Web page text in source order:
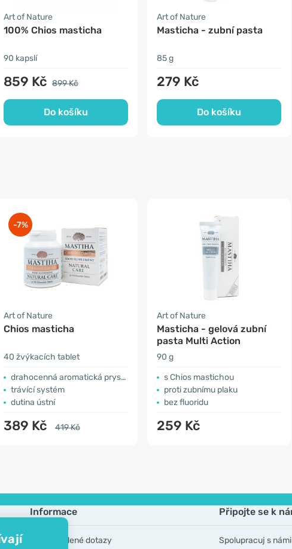
Art of Nature
100% Chios masticha
90 kapslí
859 Kč 899 Kč
Do košíku
Art of Nature
Masticha - zubní pasta
85 g
279 Kč
Do košíku
-7%
Art of Nature
Chios masticha
40 žvýkacích tablet
drahocenná aromatická pryskyřice
trávící systém
dutina ústní
389 Kč 419 Kč
Art of Nature
Masticha - gelová zubní
pasta Multi Action
90 g
s Chios mastichou
proti zubnímu plaku
bez fluoridu
259 Kč
Informace
Často kladené dotazy
Připojte se k
Spolupracuj s námi